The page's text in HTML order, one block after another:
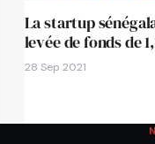
La startup
levée de fonds de
28 Sep 2021